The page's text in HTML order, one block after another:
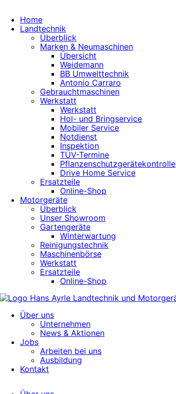
Home
Landtechnik
Überblick
Marken & Neumaschinen
Übersicht
Weidemann
BB Umwelttechnik
Antonio Carraro
Gebrauchtmaschinen
Werkstatt
Werkstatt
Hol- und Bringservice
Mobiler Service
Notdienst
Inspektion
TÜV-Termine
Pflanzenschutzgerätekontrolle
Drive Home Service
Ersatzteile
Online-Shop
Motorgeräte
Überblick
Unser Showroom
Gartengeräte
Winterwartung
Reinigungstechnik
Maschinenbörse
Werkstatt
Ersatzteile
Online-Shop
Über uns
Unternehmen
News & Aktionen
Jobs
Arbeiten bei uns
Ausbildung
Kontakt